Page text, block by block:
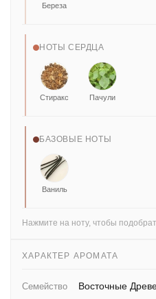
Береза
НОТЫ СЕРДЦА
Стиракс Пачули
БАЗОВЫЕ НОТЫ
Ваниль
Нажмите на ноту, чтобы
ХАРАКТЕР АРОМАТА
Семейство Восточные